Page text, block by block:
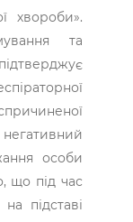
хвороби».
та
особи
що під час
підставі